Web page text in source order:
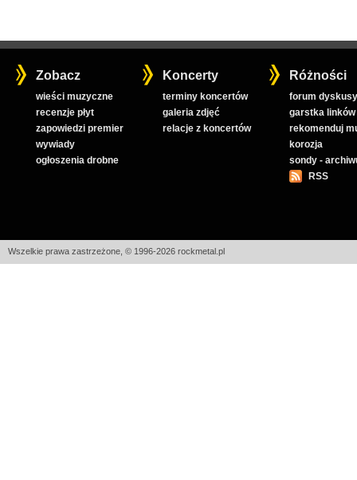
Zobacz
wieści muzyczne
recenzje płyt
zapowiedzi premier
wywiady
ogłoszenia drobne
Koncerty
terminy koncertów
galeria zdjęć
relacje z koncertów
Różności
forum
garstka linków
rekomenduj
korozja
sondy -
RSS
Wszelkie prawa zastrzeżone, © 1996-2026 rockmetal.pl